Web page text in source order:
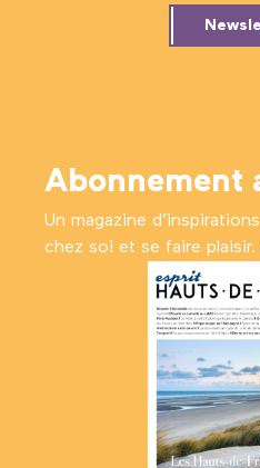
Abonnement
Un magazine
chez soi et se faire